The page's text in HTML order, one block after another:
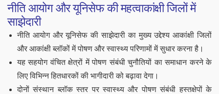
नीति आयोग और यूनिसेफ की महत्वाकांक्षी जिलों में
साझेदारी
नीति आयोग और यूनिसेफ की साझेदारी का मुख्य उद्देश्य आकांक्षी जिलों
और आकांक्षी ब्लॉकों में पोषण और स्वास्थ्य परिणामों में सुधार करना है।
यह सहयोग वंचित क्षेत्रों में पोषण संबंधी चुनौतियों का समाधान करने के
लिए विभिन्न हितधारकों की भागीदारी को बढ़ावा देगा।
दोनों संस्थान ब्लॉक स्तर पर स्वास्थ्य और पोषण संबंधी हस्तक्षेपों के